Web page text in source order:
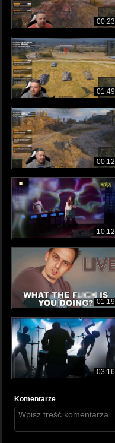
00:23
01:49
00:12
10:12
01:19
03:16
Komentarze